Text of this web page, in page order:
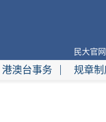
民大官网
港澳台事务 规章制